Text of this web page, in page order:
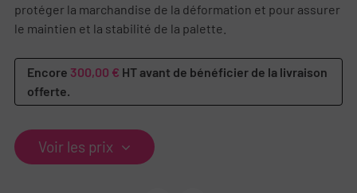
protéger la marchandise de la déformation et pour assurer
le maintien et la stabilité de la palette.
Encore 300,00 € HT avant de bénéficier de la livraison
offerte.
Voir les prix